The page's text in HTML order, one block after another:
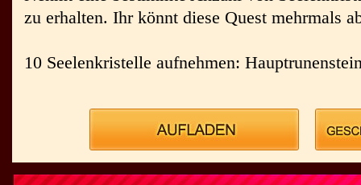
zu erhalten. Ihr könnt diese Quest mehrmals
10 Seelenkristelle aufnehmen: